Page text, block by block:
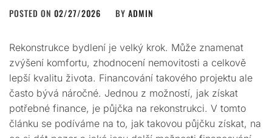
POSTED ON 02/27/2026 BY ADMIN
Rekonstrukce bydlení je velký krok. Může znamenat
zvýšení komfortu, zhodnocení nemovitosti a celkově
lepší kvalitu života. Financování takového projektu ale
často bývá náročné. Jednou z možností, jak získat
potřebné finance, je půjčka na rekonstrukci. V tomto
článku se podíváme na to, jak takovou půjčku získat, na